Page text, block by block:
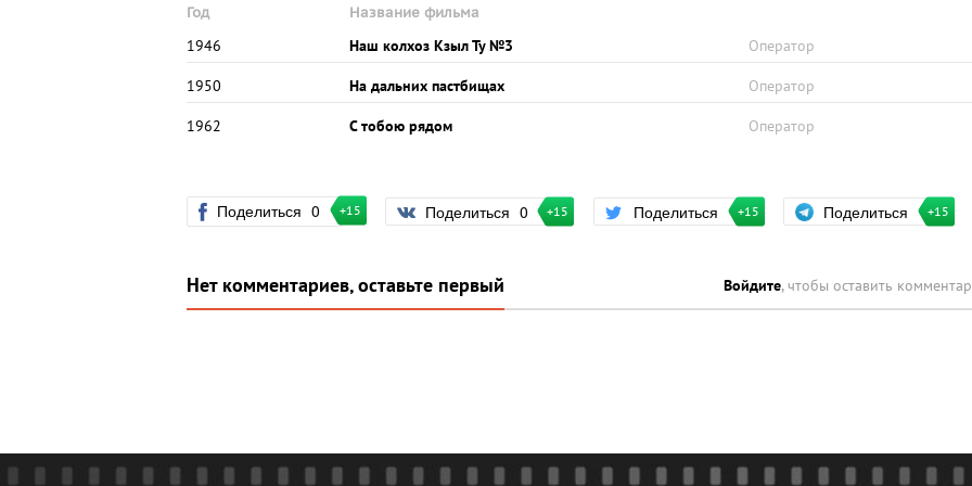
Год Название фильма
1946 Наш колхоз Кзыл Ту №3 Оператор
1950 На дальних пастбищах Оператор
1962 С тобою рядом Оператор
Поделиться 0 +15 Поделиться 0 +15 Поделиться +15 Поделиться +15
Нет комментариев, оставьте первый Войдите, чтобы оставить